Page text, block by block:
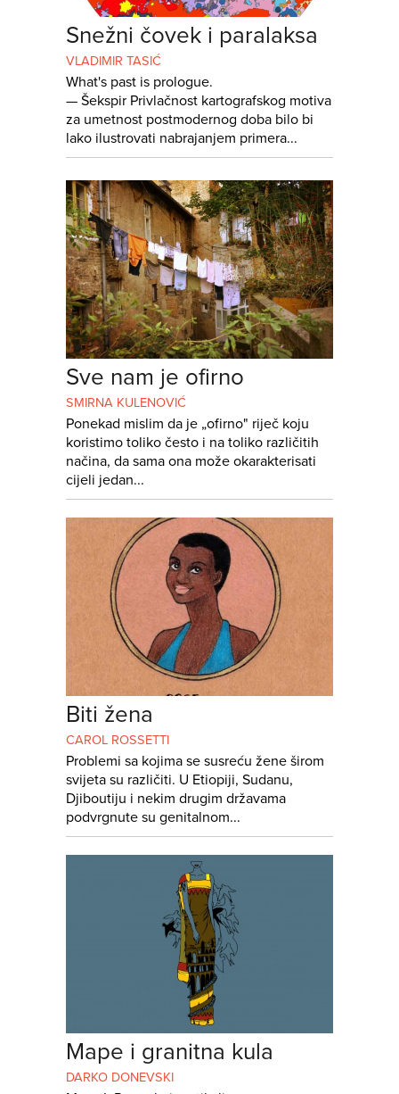
Snežni čovek i paralaksa
VLADIMIR TASIĆ
What's past is prologue.
— Šekspir Privlačnost kartografskog motiva
za umetnost postmodernog doba bilo bi
lako ilustrovati nabrajanjem primera...
Sve nam je ofirno
SMIRNA KULENOVIĆ
Ponekad mislim da je „ofirno" riječ koju
koristimo toliko često i na toliko različitih
načina, da sama ona može okarakterisati
cijeli jedan...
Biti žena
CAROL ROSSETTI
Problemi sa kojima se susreću žene širom
svijeta su različiti. U Etiopiji, Sudanu,
Djiboutiju i nekim drugim državama
podvrgnute su genitalnom...
Mape i granitna kula
DARKO DONEVSKI